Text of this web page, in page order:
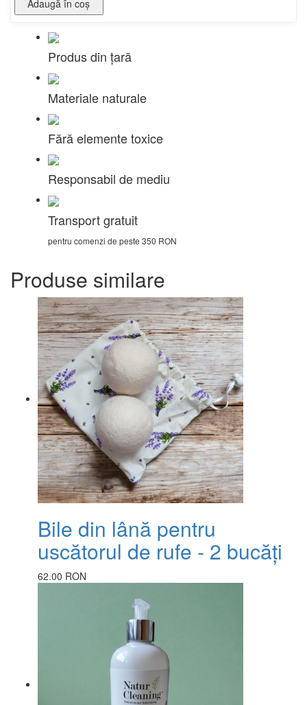
Adaugă în coş
Produs din țară
Materiale naturale
Fără elemente toxice
Responsabil de mediu
Transport gratuit
pentru comenzi de peste 350 RON
Produse similare
Bile din lână pentru
uscătorul de rufe - 2 bucăți
62.00 RON